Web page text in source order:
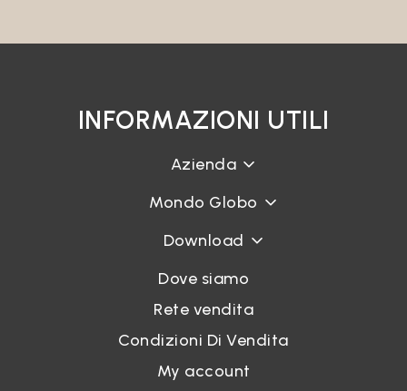
Accedi
INFORMAZIONI UTILI
Azienda
Mondo Globo
Download
Dove siamo
Rete vendita
Condizioni Di Vendita
My account